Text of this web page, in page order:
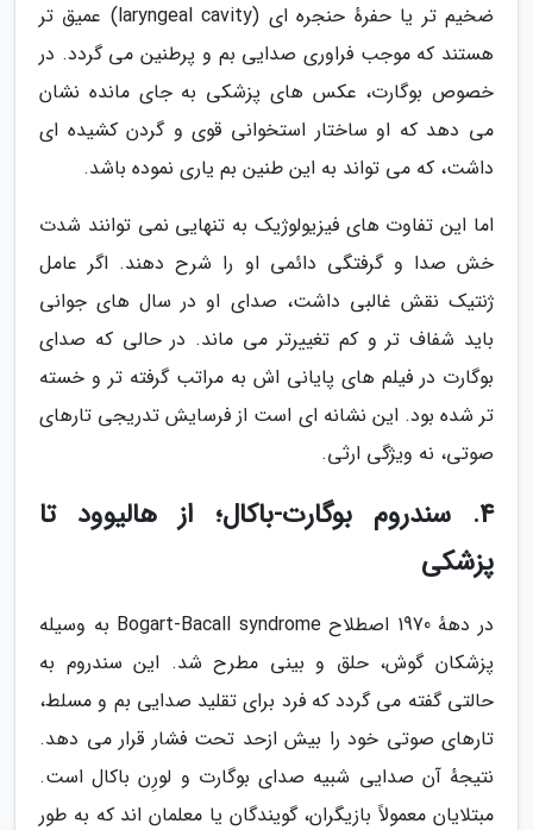
ضخیم تر یا حفرهٔ حنجره ای (laryngeal cavity) عمیق تر
هستند که موجب فراوری صدایی بم و پرطنین می گردد. در
خصوص بوگارت، عکس های پزشکی به جای مانده نشان
می دهد که او ساختار استخوانی قوی و گردن کشیده ای
داشت، که می تواند به این طنین بم یاری نموده باشد.
اما این تفاوت های فیزیولوژیک به تنهایی نمی توانند شدت
خش صدا و گرفتگی دائمی او را شرح دهند. اگر عامل
ژنتیک نقش غالبی داشت، صدای او در سال های جوانی
باید شفاف تر و کم تغییرتر می ماند. در حالی که صدای
بوگارت در فیلم های پایانی اش به مراتب گرفته تر و خسته
تر شده بود. این نشانه ای است از فرسایش تدریجی تارهای
صوتی، نه ویژگی ارثی.
4. سندروم بوگارت-باکال؛ از هالیوود تا
پزشکی
در دههٔ 1970 اصطلاح Bogart-Bacall syndrome به وسیله
پزشکان گوش، حلق و بینی مطرح شد. این سندروم به
حالتی گفته می گردد که فرد برای تقلید صدایی بم و مسلط،
تارهای صوتی خود را بیش ازحد تحت فشار قرار می دهد.
نتیجهٔ آن صدایی شبیه صدای بوگارت و لورِن باکال است.
مبتلایان معمولاً بازیگران، گویندگان یا معلمان اند که به طور